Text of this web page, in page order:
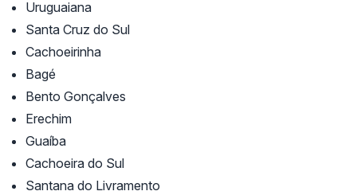
Uruguaiana
Santa Cruz do Sul
Cachoeirinha
Bagé
Bento Gonçalves
Erechim
Guaíba
Cachoeira do Sul
Santana do Livramento